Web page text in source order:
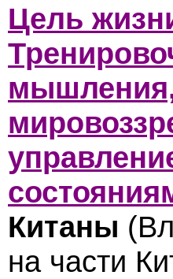
Цель
Китаны
на части